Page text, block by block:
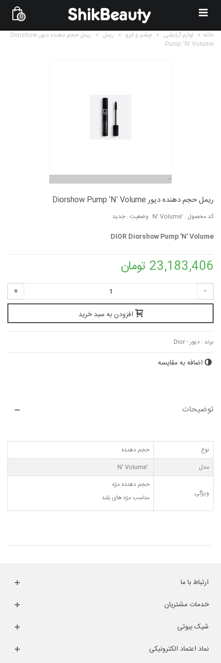
0
خانه > لوازم آرایشی > چشم و ابرو > ریمل >
ریمل حجم دهنده دیور Diorshow
Pump 'N' Volume
ریمل حجم دهنده دیور Diorshow Pump 'N' Volume
کد محصول : 'N' Volume وضعیت : جدید
DIOR Diorshow Pump 'N' Volume
23,183,406 تومان
-
+
افزودن به سبد خرید
برند : دیور - Dior
اضافه به مقایسه
توضیحات
نوع
حجم دهنده
مدل
'N' Volume
ویژگی
حجم دهنده مژه
مناسب مژه های بلند
ارتباط با ما
خدمات مشتریان
شیک بیوتی
نماد اعتماد الکترونیکی